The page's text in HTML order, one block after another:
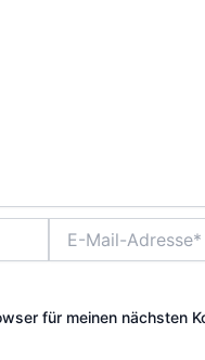
Mail-
für meinen nächsten